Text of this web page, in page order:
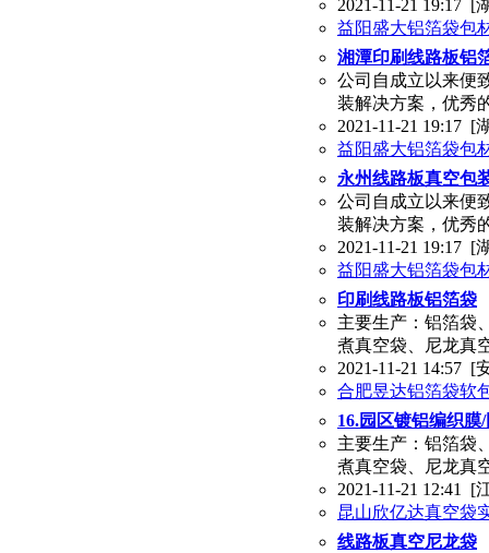
2021-11-21 19:17
[
益阳盛大铝箔袋包
湘潭印刷线路板铝
公司自成立以来便
装解决方案，优秀
2021-11-21 19:17 [
益阳盛大铝箔袋包
永州线路板真空包
公司自成立以来便
装解决方案，优秀
2021-11-21 19:17 [
益阳盛大铝箔袋包
印刷线路板铝箔袋
主要生产：铝箔袋
煮真空袋、尼龙真
2021-11-21 14:57 [
合肥昱达铝箔袋软
16.园区镀铝编织
主要生产：铝箔袋
煮真空袋、尼龙真
2021-11-21 12:41 [
昆山欣亿达真空袋
线路板真空尼龙袋